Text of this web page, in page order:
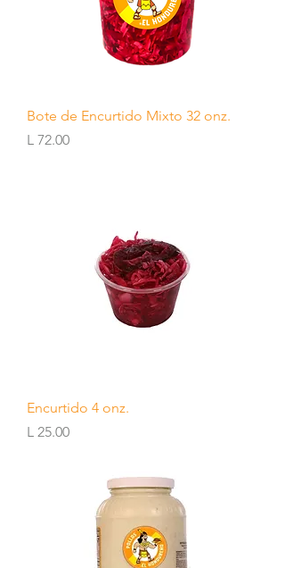
Bote de Encurtido Mixto 32 onz.
Precio
L 72.00
Encurtido 4 onz.
Precio
L 25.00